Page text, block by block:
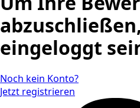
eingeloggt
Noch kein Konto?
Jetzt registrieren